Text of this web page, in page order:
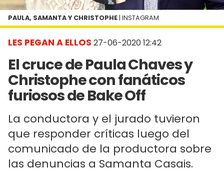
LES PEGAN A ELLOS 27-06-2020 12:42
El cruce de Paula Chaves y
Christophe con fanáticos
furiosos de Bake Off
La conductora y el jurado tuvieron
que responder críticas luego del
comunicado de la productora sobre
las denuncias a Samanta Casais.
PAULA, SAMANTA Y CHRISTOPHE | INSTAGRAM